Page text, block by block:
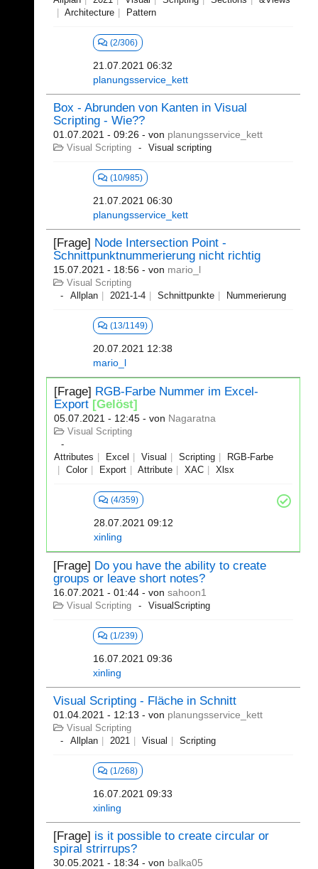
Architecture
Pattern
(2/306)
21.07.2021 06:32
planungsservice_kett
Box - Abrunden von Kanten in Visual
Scripting - Wie??
01.07.2021 - 09:26 - von planungsservice_kett
Visual Scripting Visual scripting
(10/985)
21.07.2021 06:30
planungsservice_kett
[Frage] Node Intersection Point -
Schnittpunktnummerierung nicht richtig
15.07.2021 - 18:56 - von mario_l
Visual Scripting
Allplan
2021-1-4 Schnittpunkte Nummerierung
(13/1149)
20.07.2021 12:38
mario_l
[Frage] RGB-Farbe Nummer im Excel-
Export [Gelöst]
05.07.2021 - 12:45 - von Nagaratna
Visual Scripting
Attributes Excel Visual Scripting
RGB-Farbe
Color
Export Attribute XAC Xlsx
(4/359)
28.07.2021 09:12
xinling
[Frage] Do you have the ability to create
groups or leave short notes?
16.07.2021 - 01:44 - von sahoon1
Visual Scripting VisualScripting
(1/239)
16.07.2021 09:36
xinling
Visual Scripting - Fläche in Schnitt
01.04.2021 - 12:13 - von planungsservice_kett
Visual Scripting
Allplan
2021 Visual Scripting
(1/268)
16.07.2021 09:33
xinling
[Frage] is it possible to create circular or
spiral strirrups?
30.05.2021 - 18:34 - von balka05